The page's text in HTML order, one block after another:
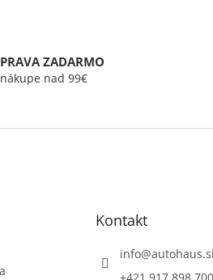
ZADARMO
nad 99€
Kontakt
info@